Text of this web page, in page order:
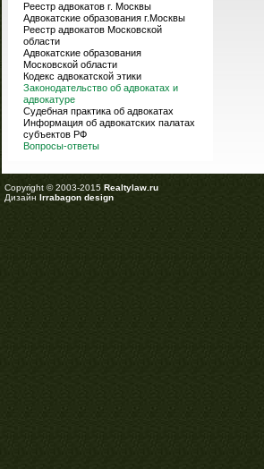
Реестр адвокатов г. Москвы
Адвокатские образования г.Москвы
Реестр адвокатов Московской
области
Адвокатские образования
Московской области
Кодекс адвокатской этики
Законодательство об адвокатах и
адвокатуре
Судебная практика об адвокатах
Информация об адвокатских палатах
субъектов РФ
Вопросы-ответы
Copyright © 2003-2015 Realtylaw.ru
Дизайн Irrabagon design